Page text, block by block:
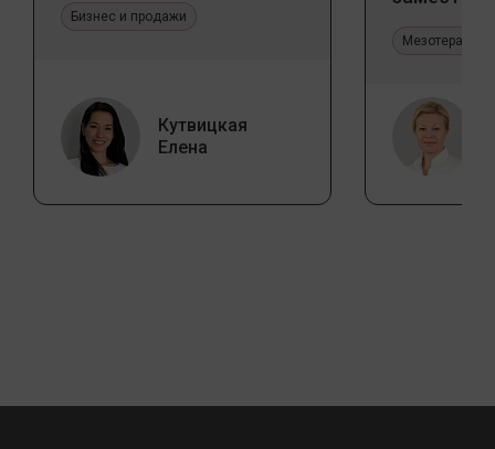
Бизнес и продажи
Кутвицкая
Елена
Мезотерапия